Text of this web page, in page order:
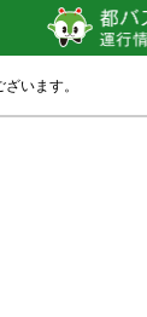
います。